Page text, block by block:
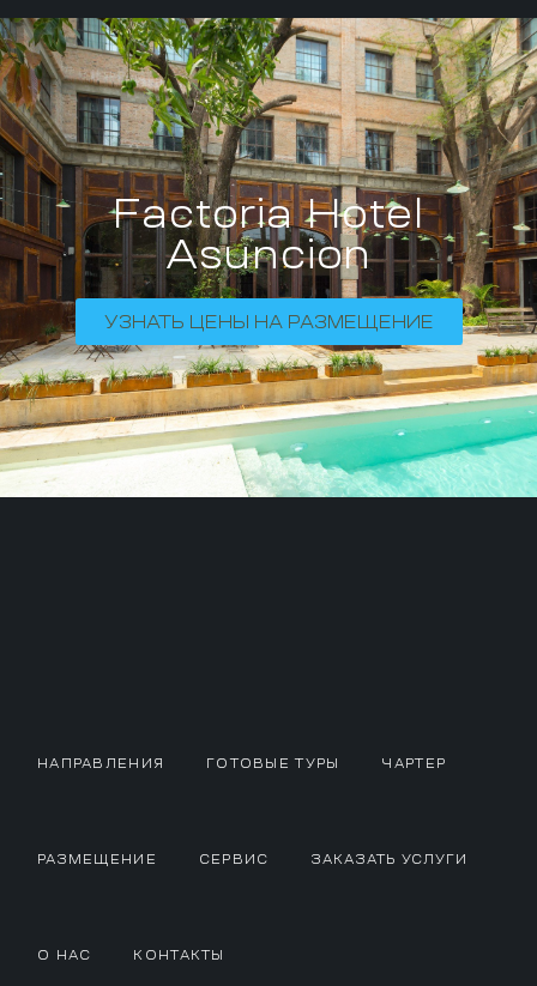
Factoria Hotel
Asuncion
УЗНАТЬ ЦЕНЫ НА РАЗМЕЩЕНИЕ
НАПРАВЛЕНИЯ ГОТОВЫЕ ТУРЫ ЧАРТЕР
РАЗМЕЩЕНИЕ СЕРВИС ЗАКАЗАТЬ УСЛУГИ
О НАС КОНТАКТЫ